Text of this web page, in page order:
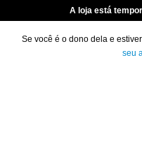
A loja está
Se você é o dono dela e
seu